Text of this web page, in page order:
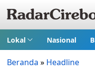
Lokal Nasional
Beranda » Headline